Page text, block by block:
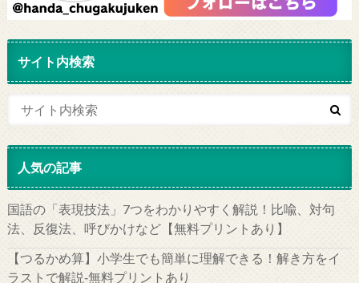
サイト内検索
人気の記事
国語の「表現技法」7つをわかりやすく解説！比喩、対句
法、反復法、呼びかけなど【無料プリントあり】
【つるかめ算】小学生でも簡単に理解できる！解き方をイ
ラストで解説‐無料プリントあり